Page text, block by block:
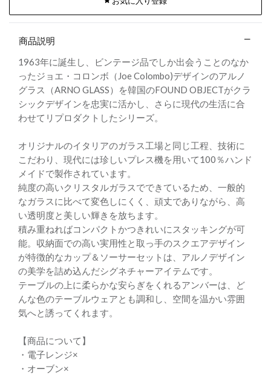
商品説明
1963年に誕生し、ビンテージ品でしか出会うことのなか
ったジョエ・コロンボ（Joe Colombo)デザインのアルノ
グラス（ARNO GLASS）を韓国のFOUND OBJECTがクラ
シックデザインを忠実に活かし、さらに現代の生活に合
わせてリプロダクトしたシリーズ。
オリジナルのイタリアのガラス工場と同じ工程、技術に
こだわり、現代には珍しいプレス機を用いて100％ハンド
メイドで製作されています。
純度の高いクリスタルガラスでできているため、一般的
なガラスに比べて変色しにくく、頑丈でありながら、高
い透明度と美しい輝きを放ちます。
積み重ねればコンパクトかつきれいにスタッキングが可
能。収納面での高い実用性と取っ手のスクエアデザイン
が特徴的なカップ＆ソーサーセットは、アルノデザイン
の美学を詰め込んだシグネチャーアイテムです。
テーブルの上に柔らかな安らぎをくれるアンバーは、ど
んな色のテーブルウェアとも調和し、空間を温かい雰囲
気へと誘ってくれます。
【商品について】
・電子レンジ×
・オーブン×